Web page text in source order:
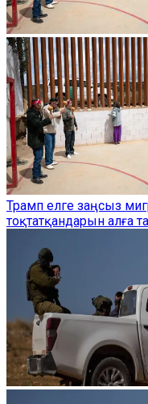
Трамп елге заңсыз
тоқтатқандарын алға